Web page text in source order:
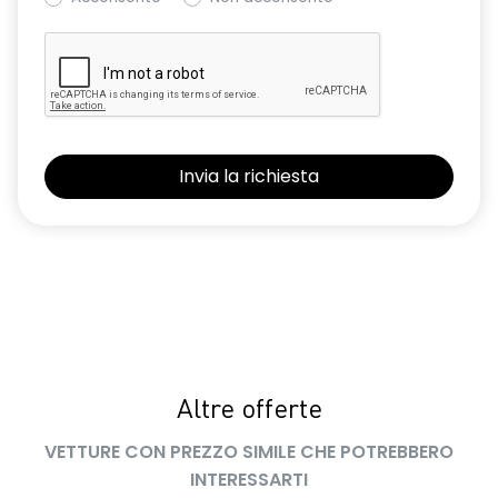
Altre offerte
VETTURE CON PREZZO SIMILE CHE POTREBBERO
INTERESSARTI